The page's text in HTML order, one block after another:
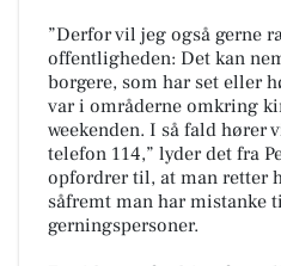
”Derfor vil jeg også gerne
offentligheden: Det kan
borgere, som har set eller
var i områderne omkring
weekenden. I så fald hører
telefon 114,” lyder det fra
opfordrer til, at man retter
såfremt man har mistanke
gerningspersoner.